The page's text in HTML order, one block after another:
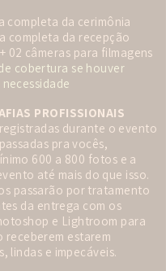
completa da cerimônia
completa da recepção
02 câmeras para filmagens
cobertura se houver
necessidade
PROFISSIONAIS
durante o evento
pra vocês,
600 a 800 fotos e a
até mais do que isso.
passarão por tratamento
da entrega com os
e Lightroom para
receberem estarem
lindas e impecáveis.